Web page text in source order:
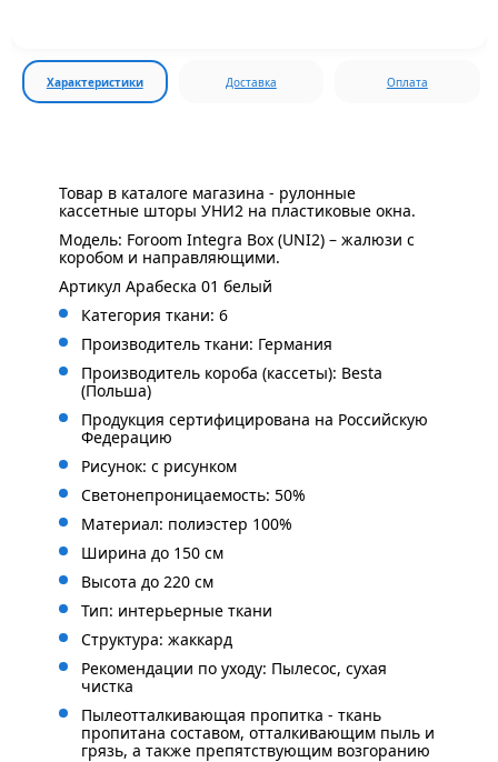
Характеристики Доставка Оплата
Товар в каталоге магазина - рулонные
кассетные шторы УНИ2 на пластиковые окна.
Модель: Foroom Integra Box (UNI2) – жалюзи с
коробом и направляющими.
Артикул Арабеска 01 белый
Категория ткани: 6
Производитель ткани: Германия
Производитель короба (кассеты): Besta
(Польша)
Продукция сертифицирована на Российскую
Федерацию
Рисунок: с рисунком
Светонепроницаемость: 50%
Материал: полиэстер 100%
Ширина до 150 см
Высота до 220 см
Тип: интерьерные ткани
Структура: жаккард
Рекомендации по уходу: Пылесос, сухая
чистка
Пылеотталкивающая пропитка - ткань
пропитана составом, отталкивающим пыль и
грязь, а также препятствующим возгоранию